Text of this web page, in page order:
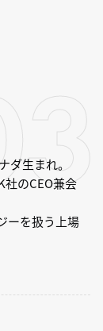
ダ生まれ。
社のCEO兼会
ーを扱う上場